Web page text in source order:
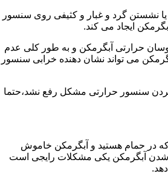
یا نشستن گرد و غبار و کثیفی روی سنسور
ایجاد می کند.
حرارتی آبگرمکن و به طور کلی عدم
می تواند نشان دهنده خرابی سنسور
سنسور حرارتی مشکل رفع نشد،حتما
در حمام هستید و آبگرمکن خاموش
آبگرمکن یکی مشکلات رایجی است